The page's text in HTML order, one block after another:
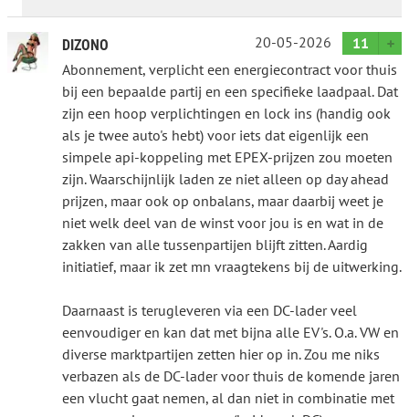
DIZONO 20-05-2026
11
Abonnement, verplicht een energiecontract voor thuis
bij een bepaalde partij en een specifieke laadpaal. Dat
zijn een hoop verplichtingen en lock ins (handig ook
als je twee auto's hebt) voor iets dat eigenlijk een
simpele api-koppeling met EPEX-prijzen zou moeten
zijn. Waarschijnlijk laden ze niet alleen op day ahead
prijzen, maar ook op onbalans, maar daarbij weet je
niet welk deel van de winst voor jou is en wat in de
zakken van alle tussenpartijen blijft zitten. Aardig
initiatief, maar ik zet mn vraagtekens bij de uitwerking.
Daarnaast is terugleveren via een DC-lader veel
eenvoudiger en kan dat met bijna alle EV's. O.a. VW en
diverse marktpartijen zetten hier op in. Zou me niks
verbazen als de DC-lader voor thuis de komende jaren
een vlucht gaat nemen, al dan niet in combinatie met